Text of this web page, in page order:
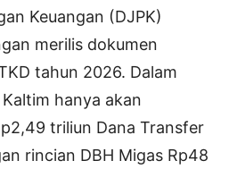
Keuangan (DJPK)
merilis dokumen
tahun 2026. Dalam
hanya akan
triliun Dana Transfer
rincian DBH Migas Rp48